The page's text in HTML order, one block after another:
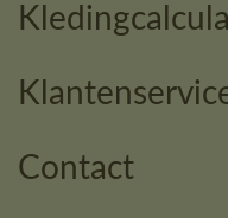
Contact